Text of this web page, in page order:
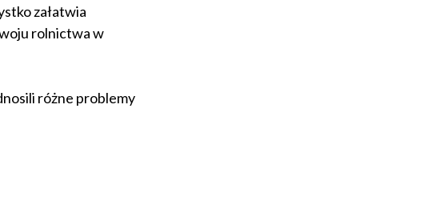
załatwia
rolnictwa w
różne problemy